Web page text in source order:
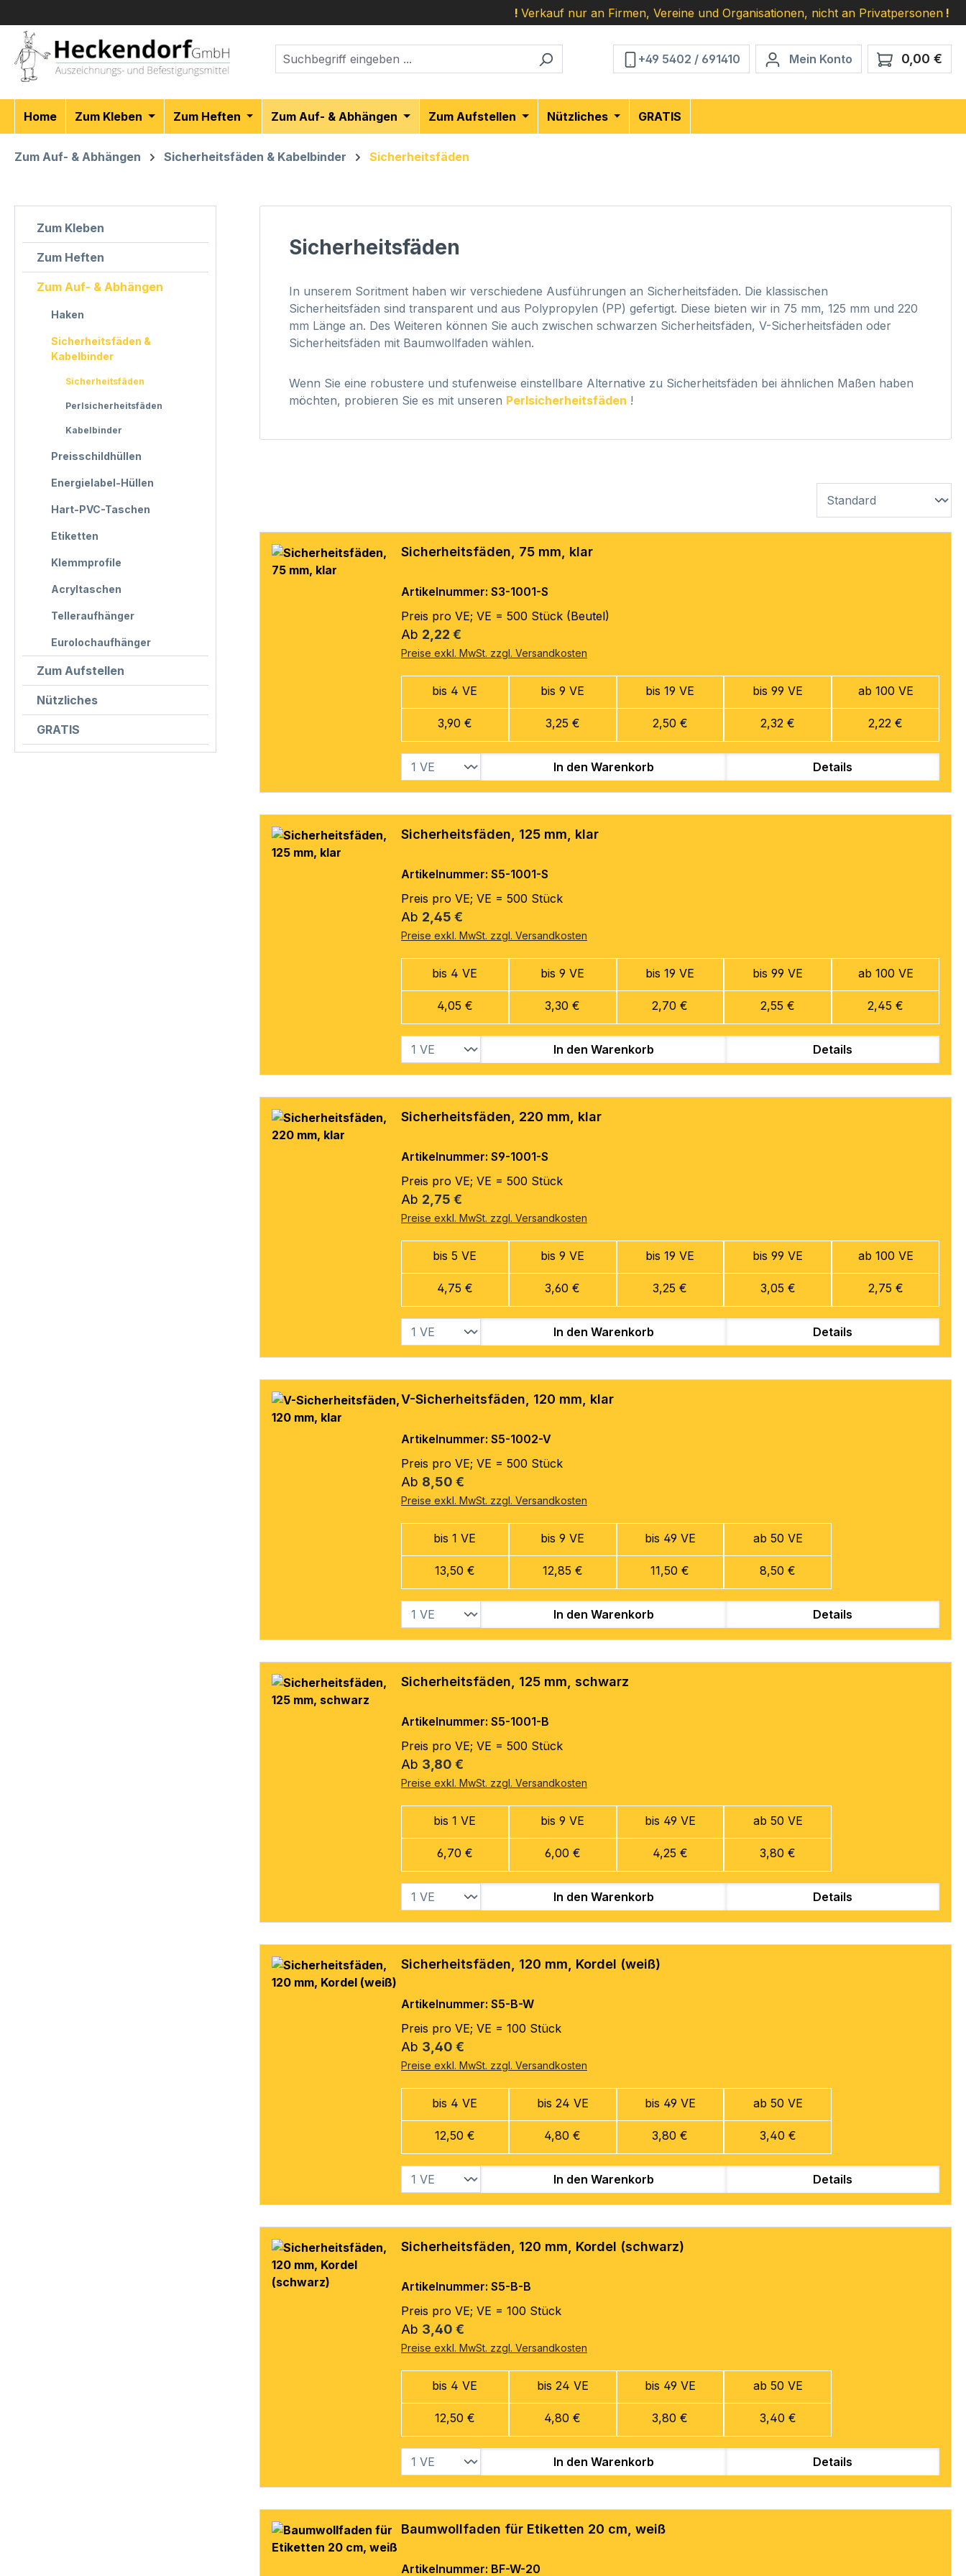
! Verkauf nur an Firmen, Vereine und Organisationen, nicht an Privatpersonen !
+49 5402 / 691410 Mein Konto 0,00 €
Home Zum Kleben Zum Heften Zum Auf- & Abhängen Zum Aufstellen Nützliches GRATIS
Zum Auf- & Abhängen Sicherheitsfäden & Kabelbinder Sicherheitsfäden
Zum Kleben
Zum Heften
Zum Auf- & Abhängen
Haken
Sicherheitsfäden &
Kabelbinder
Sicherheitsfäden
Perlsicherheitsfäden
Kabelbinder
Preisschildhüllen
Energielabel-Hüllen
Hart-PVC-Taschen
Etiketten
Klemmprofile
Acryltaschen
Telleraufhänger
Eurolochaufhänger
Zum Aufstellen
Nützliches
GRATIS
Sicherheitsfäden
In unserem Soritment haben wir verschiedene Ausführungen an Sicherheitsfäden. Die klassischen
Sicherheitsfäden sind transparent und aus Polypropylen (PP) gefertigt. Diese bieten wir in 75 mm, 125 mm und 220
mm Länge an. Des Weiteren können Sie auch zwischen schwarzen Sicherheitsfäden, V-Sicherheitsfäden oder
Sicherheitsfäden mit Baumwollfaden wählen.
Wenn Sie eine robustere und stufenweise einstellbare Alternative zu Sicherheitsfäden bei ähnlichen Maßen haben
möchten, probieren Sie es mit unseren Perlsicherheitsfäden !
Sicherheitsfäden, 75 mm, klar
Artikelnummer: S3-1001-S
Preis pro VE; VE = 500 Stück (Beutel)
Regulärer Preis:
Ab 2,22 €
Preise exkl. MwSt. zzgl. Versandkosten
bis 4 VE
3,90 €
bis 9 VE
3,25 €
bis 19 VE
2,50 €
bis 99 VE
2,32 €
ab 100 VE
2,22 €
In den Warenkorb Details
Sicherheitsfäden, 125 mm, klar
Artikelnummer: S5-1001-S
Preis pro VE; VE = 500 Stück
Regulärer Preis:
Ab 2,45 €
Preise exkl. MwSt. zzgl. Versandkosten
bis 4 VE
4,05 €
bis 9 VE
3,30 €
bis 19 VE
2,70 €
bis 99 VE
2,55 €
ab 100 VE
2,45 €
In den Warenkorb Details
Sicherheitsfäden, 220 mm, klar
Artikelnummer: S9-1001-S
Preis pro VE; VE = 500 Stück
Regulärer Preis:
Ab 2,75 €
Preise exkl. MwSt. zzgl. Versandkosten
bis 5 VE
4,75 €
bis 9 VE
3,60 €
bis 19 VE
3,25 €
bis 99 VE
3,05 €
ab 100 VE
2,75 €
In den Warenkorb Details
V-Sicherheitsfäden, 120 mm, klar
Artikelnummer: S5-1002-V
Preis pro VE; VE = 500 Stück
Regulärer Preis:
Ab 8,50 €
Preise exkl. MwSt. zzgl. Versandkosten
bis 1 VE
13,50 €
bis 9 VE
12,85 €
bis 49 VE
11,50 €
ab 50 VE
8,50 €
In den Warenkorb Details
Sicherheitsfäden, 125 mm, schwarz
Artikelnummer: S5-1001-B
Preis pro VE; VE = 500 Stück
Regulärer Preis:
Ab 3,80 €
Preise exkl. MwSt. zzgl. Versandkosten
bis 1 VE
6,70 €
bis 9 VE
6,00 €
bis 49 VE
4,25 €
ab 50 VE
3,80 €
In den Warenkorb Details
Sicherheitsfäden, 120 mm, Kordel (weiß)
Artikelnummer: S5-B-W
Preis pro VE; VE = 100 Stück
Regulärer Preis:
Ab 3,40 €
Preise exkl. MwSt. zzgl. Versandkosten
bis 4 VE
12,50 €
bis 24 VE
4,80 €
bis 49 VE
3,80 €
ab 50 VE
3,40 €
In den Warenkorb Details
Sicherheitsfäden, 120 mm, Kordel (schwarz)
Artikelnummer: S5-B-B
Preis pro VE; VE = 100 Stück
Regulärer Preis:
Ab 3,40 €
Preise exkl. MwSt. zzgl. Versandkosten
bis 4 VE
12,50 €
bis 24 VE
4,80 €
bis 49 VE
3,80 €
ab 50 VE
3,40 €
In den Warenkorb Details
Baumwollfaden für Etiketten 20 cm, weiß
Artikelnummer: BF-W-20